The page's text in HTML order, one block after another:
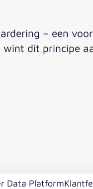
– een
dit principe
Data Platform